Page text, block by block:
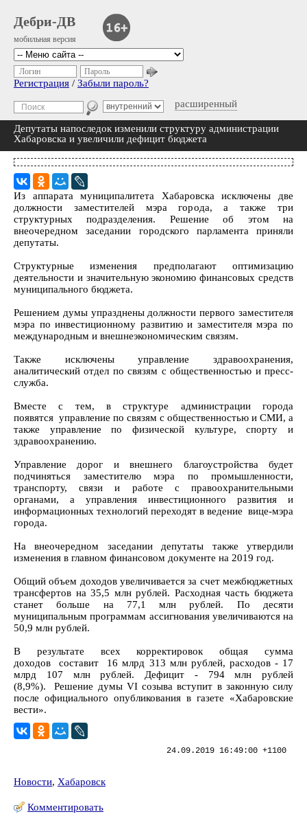
Дебри-ДВ
мобильная версия
расширенный
Логин Пароль
Регистрация / Забыли пароль?
Депутаты напоследок изменили структуру администрации
Хабаровска и увеличили дефицит бюджета
Из аппарата муниципалитета Хабаровска исключены две
должности заместителей мэра города, а также три
структурных подразделения. Решение об этом на
внеочередном заседании городского парламента приняли
депутаты.
Структурные изменения предполагают оптимизацию
деятельности и значительную экономию финансовых средств
муниципального бюджета.
Решением думы упразднены должности первого заместителя
мэра по инвестиционному развитию и заместителя мэра по
международным и внешнеэкономическим связям.
Также исключены управление здравоохранения,
аналитический отдел по связям с общественностью и пресс-
служба.
Вместе с тем, в структуре администрации города
появятся управление по связям с общественностью и СМИ, а
также управление по физической культуре, спорту и
здравоохранению.
Управление дорог и внешнего благоустройства будет
подчиняться заместителю мэра по промышленности,
транспорту, связи и работе с правоохранительными
органами, а управления инвестиционного развития и
информационных технологий переходят в ведение вице-мэра
города.
На внеочередном заседании депутаты также утвердили
изменения в главном финансовом документе на 2019 год.
Общий объем доходов увеличивается за счет межбюджетных
трансфертов на 35,5 млн рублей. Расходная часть бюджета
станет больше на 77,1 млн рублей. По десяти
муниципальным программам ассигнования увеличиваются на
50,9 млн рублей.
В результате всех корректировок общая сумма
доходов составит 16 млрд 313 млн рублей, расходов - 17
млрд 107 млн рублей. Дефицит - 794 млн рублей
(8,9%). Решение думы VI созыва вступит в законную силу
после официального опубликования в газете «Хабаровские
вести».
24.09.2019 16:49:00 +1100
Новости, Хабаровск
Комментировать